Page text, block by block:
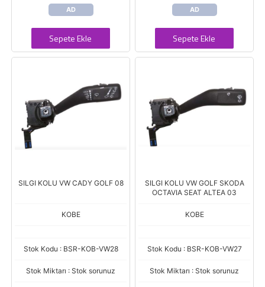
AD
Sepete Ekle
AD
Sepete Ekle
SILGI KOLU VW CADY GOLF 08
KOBE
Stok Kodu : BSR-KOB-VW28
Stok Miktarı : Stok sorunuz
SILGI KOLU VW GOLF SKODA
OCTAVIA SEAT ALTEA 03
KOBE
Stok Kodu : BSR-KOB-VW27
Stok Miktarı : Stok sorunuz